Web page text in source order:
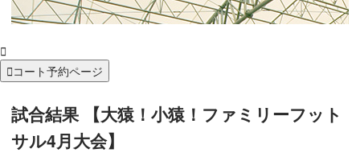

コート予約ページ
試合結果 【大猿！小猿！ファミリーフット
サル4月大会】